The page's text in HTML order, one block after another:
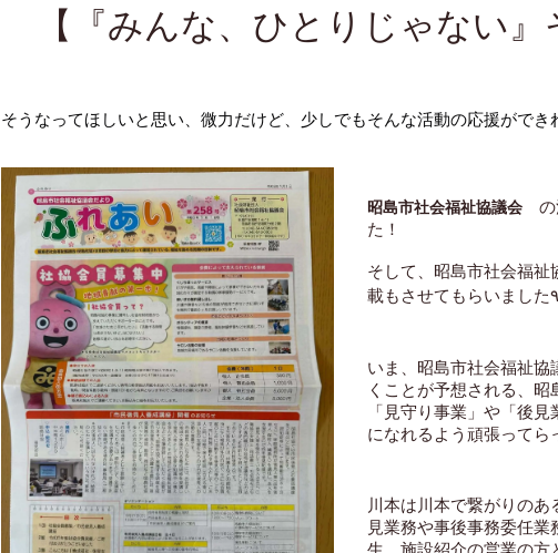
【『みんな、ひとりじゃない』
そうなってほしいと思い、微力だけど、少しでもそんな活動の応援ができ
昭島市社会福祉協議会 の
た！
そして、昭島市社会福祉
いま、昭島市社会福祉協
くことが予想される、
「見守り事業」や「後
になれるよう頑張ってら
川本は川本で繋がりの
見業務や事後事務委任
生、施設紹介の営業の方